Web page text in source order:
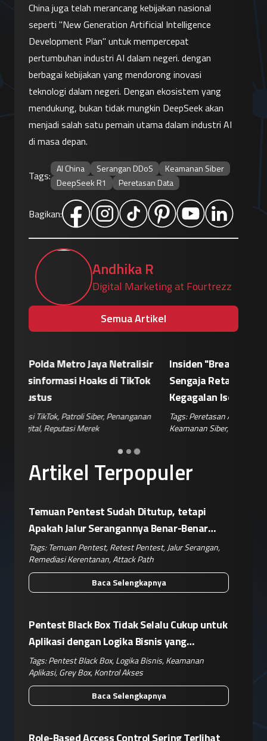
China juga telah merancang kebijakan nasional
seperti "New Generation Artificial Intelligence
Development Plan" untuk mempercepat
pertumbuhan industri AI dalam negeri. dengan
berbagai kebijakan yang mendorong inovasi
teknologi dalam negeri. Dengan ekosistem yang
mendukung, bukan tidak mungkin DeepSeek akan
menjadi salah satu pemain utama dalam industri AI
di masa depan.
Tags:
AI China Serangan DDoS
Keamanan Siber
DeepSeek R1
Peretasan Data
Bagikan:
Andhika R
Digital Marketing at Fourtrezz
Semua Artikel
Artikel Terpopuler
Temuan Pentest Sudah Ditutup, tetapi
Apakah Jalur Serangannya Benar-Benar
Terputus?
Tags: Temuan Pentest,Retest Pentest,Jalur Serangan,
Remediasi Kerentanan,Attack Path
Baca Selengkapnya
Pentest Black Box Tidak Selalu Cukup untuk
Aplikasi dengan Logika Bisnis yang
Kompleks
Tags:Pentest Black Box,Logika Bisnis,Keamanan
Aplikasi,Grey Box,Kontrol Akses
Baca Selengkapnya
Role-Based Access Control Sering Terlihat
Insiden "Breakout" Agen AI, Claude Tak
Sengaja Retas Tiga Perusahaan Akibat
Kegagalan Isolasi Sandbox
Tags:Peretasan AI,Agen Claude,Kegagalan Sandbox,
Keamanan Siber,Risiko Korporat